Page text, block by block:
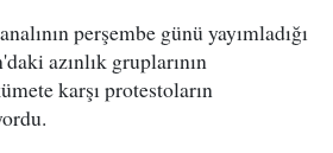
perşembe günü yayımladığı
azınlık gruplarının
karşı protestoların